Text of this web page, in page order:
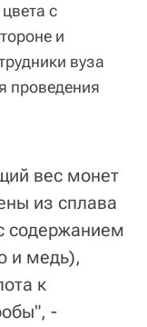
с
и
вуза
проведения
вес монет
из сплава
содержанием
и медь),
к
-